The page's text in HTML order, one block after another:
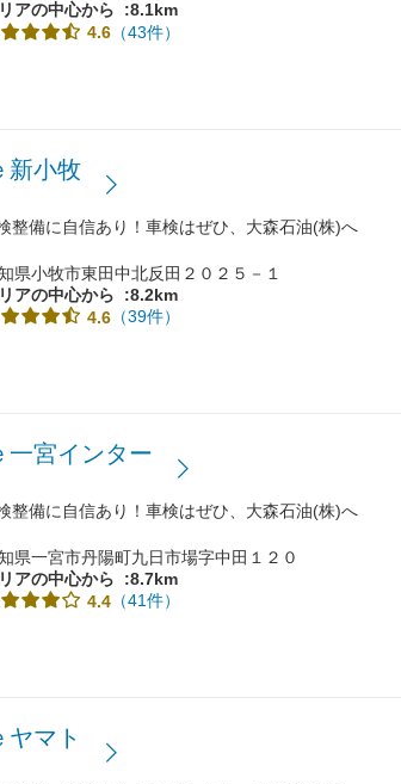
アの中心から
:8.1km
4.6 （43件）
新小牧
整備に自信あり！車検はぜひ、大森石油(株)へ
県小牧市東田中北反田２０２５－１
アの中心から
:8.2km
4.6 （39件）
一宮インター
整備に自信あり！車検はぜひ、大森石油(株)へ
県一宮市丹陽町九日市場字中田１２０
アの中心から
:8.7km
4.4 （41件）
ヤマト